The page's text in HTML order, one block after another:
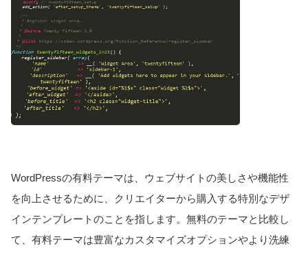
WordPressの有料テーマは、ウェブサイトの美しさや機能性
を向上させるために、クリエイターから購入する特別なデザ
インテンプレートのことを指します。無料のテーマと比較し
て、有料テーマは豊富なカスタマイズオプションやより洗練